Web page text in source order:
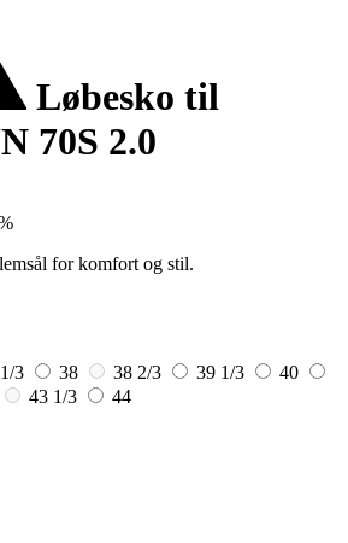
Løbesko til
70S 2.0
for komfort og stil.
3 38 38 2/3 39 1/3
40
43 1/3
44